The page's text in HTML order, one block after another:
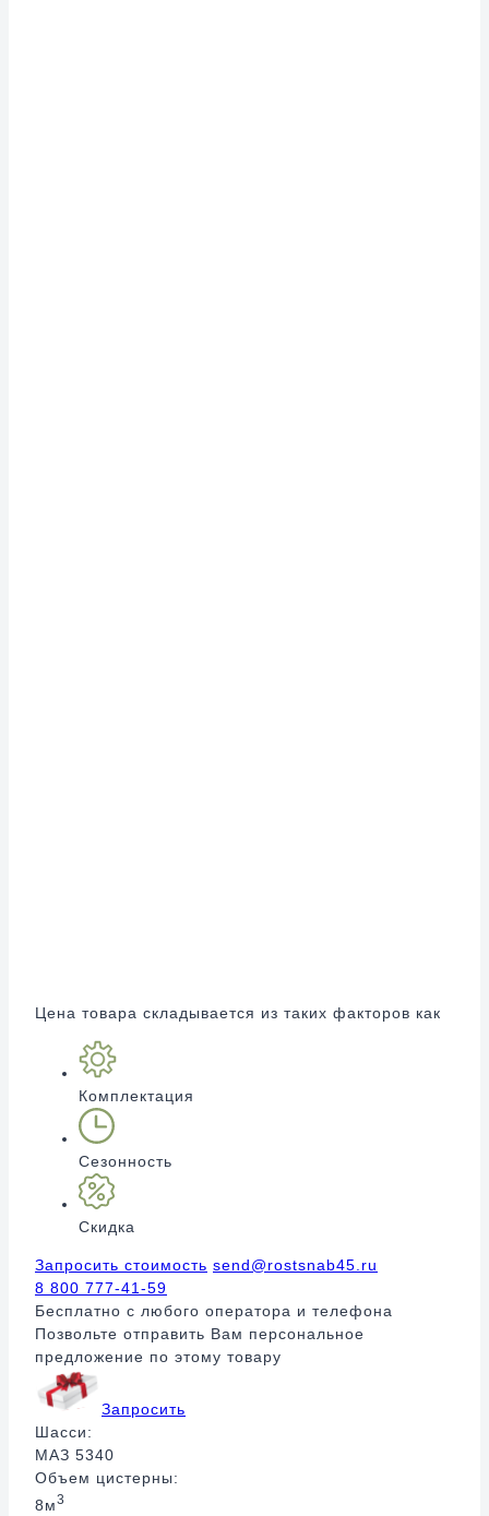
Цена товара складывается из таких факторов как
Комплектация
Сезонность
Скидка
Запросить стоимость send@rostsnab45.ru
8 800 777-41-59
Бесплатно с любого оператора и телефона
Позвольте отправить Вам персональное
предложение по этому товару
Запросить
Шасси:
МАЗ 5340
Объем цистерны:
8м3